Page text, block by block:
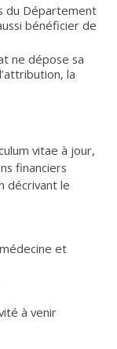
du Département
bénéficier de
ne dépose sa
la
vitae à jour,
financiers
décrivant le
et
à venir